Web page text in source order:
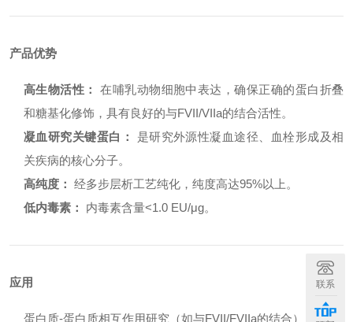
产品优势
高生物活性：
在哺乳动物细胞中表达，确保正确的蛋白折叠
和糖基化修饰，具有良好的与FVII/VIIa的结合活性。
凝血研究关键蛋白：
是研究外源性凝血途径、血栓形成及相
关疾病的核心分子。
高纯度： 经多步层析工艺纯化，纯度高达95%以上。
低内毒素：
内毒素含量<1.0 EU/μg。
应用
蛋白质-蛋白质相互作用研究（如与FVII/FVIIa的结合）
联系